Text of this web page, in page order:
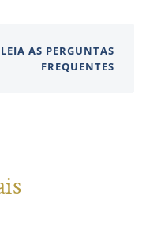
LEIA AS PERGUNTAS
FREQUENTES